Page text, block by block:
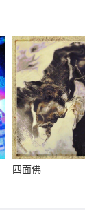
四面佛